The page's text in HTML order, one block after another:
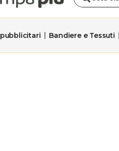
Bandiere e Tessuti